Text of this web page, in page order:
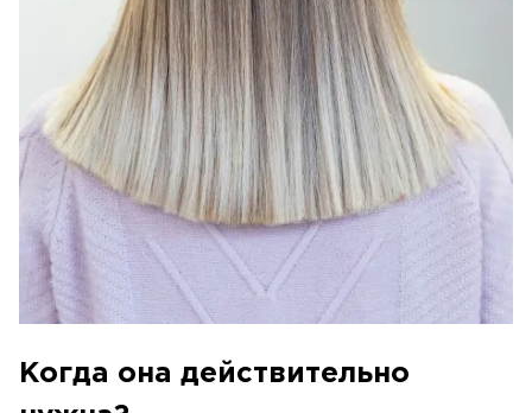
Когда она действительно